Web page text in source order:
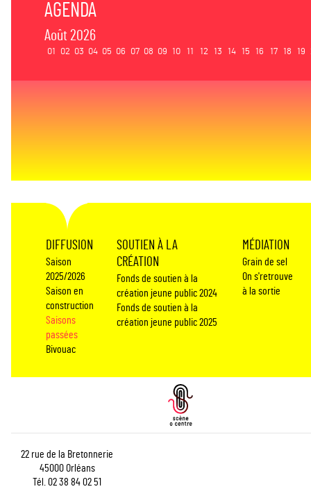
AGENDA
Août 2026
01 02 03 04 05 06 07 08 09 10 11 12 13 14 15 16 17 18 19
DIFFUSION
Saison
2025/2026
Saison en
construction
Saisons
passées
Bivouac
SOUTIEN À LA
CRÉATION
Fonds de soutien à la
création jeune public 2024
Fonds de soutien à la
création jeune public 2025
MÉDIATION
Grain de sel
On s'retrouve
à la sortie
22 rue de la Bretonnerie
45000 Orléans
Tél. 02 38 84 02 51